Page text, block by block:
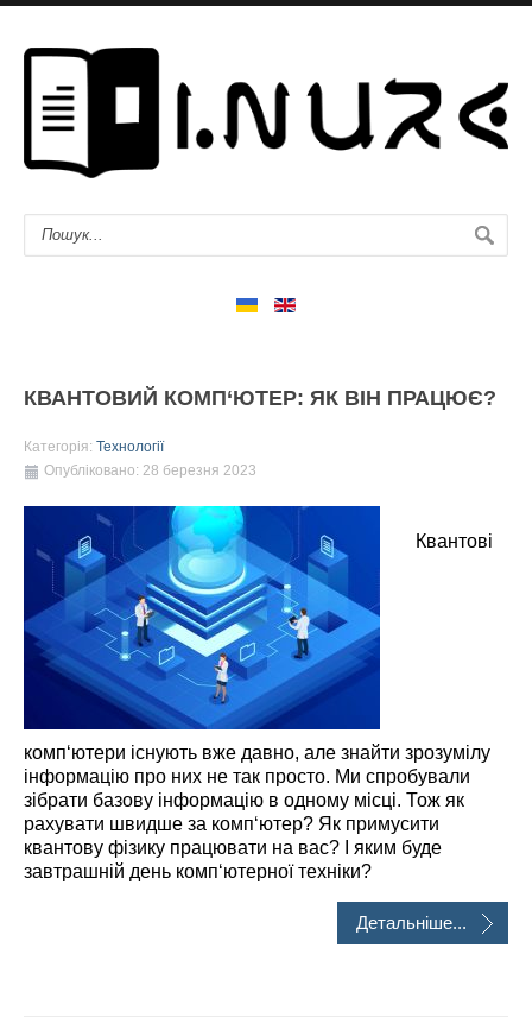
КВАНТОВИЙ КОМП‘ЮТЕР: ЯК ВІН ПРАЦЮЄ?
Категорія: Технології
Опубліковано: 28 березня 2023
Квантові
комп‘ютери існують вже давно, але знайти зрозумілу
інформацію про них не так просто. Ми спробували
зібрати базову інформацію в одному місці. Тож як
рахувати швидше за комп‘ютер? Як примусити
квантову фізику працювати на вас? І яким буде
завтрашній день комп‘ютерної техніки?
Детальніше...